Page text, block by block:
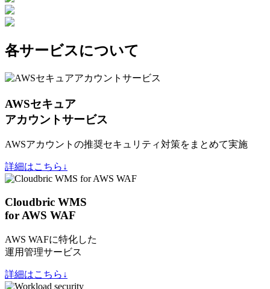
各サービスについて
AWSセキュア
アカウントサービス
AWSアカウントの推奨セキュリティ対策をまとめて実施
詳細はこちら↓
Cloudbric WMS
for AWS WAF
AWS WAFに特化した
運用管理サービス
詳細はこちら↓